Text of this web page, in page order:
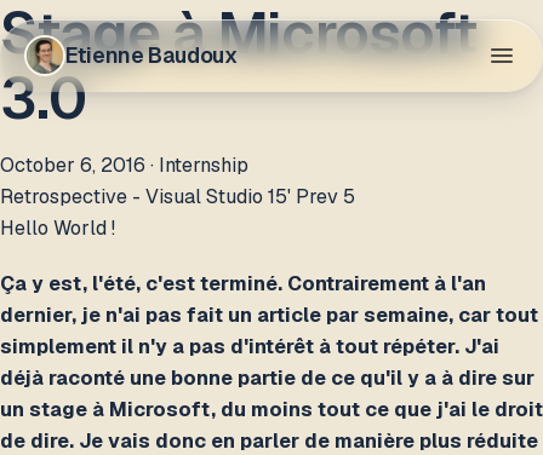
Etienne Baudoux
Stage à Microsoft
3.0
October 6, 2016 · Internship
Retrospective - Visual Studio 15' Prev 5
Hello World !
Ça y est, l'été, c'est terminé. Contrairement à l'an
dernier, je n'ai pas fait un article par semaine, car tout
simplement il n'y a pas d'intérêt à tout répéter. J'ai
déjà raconté une bonne partie de ce qu'il y a à dire sur
un stage à Microsoft, du moins tout ce que j'ai le droit
de dire. Je vais donc en parler de manière plus réduite